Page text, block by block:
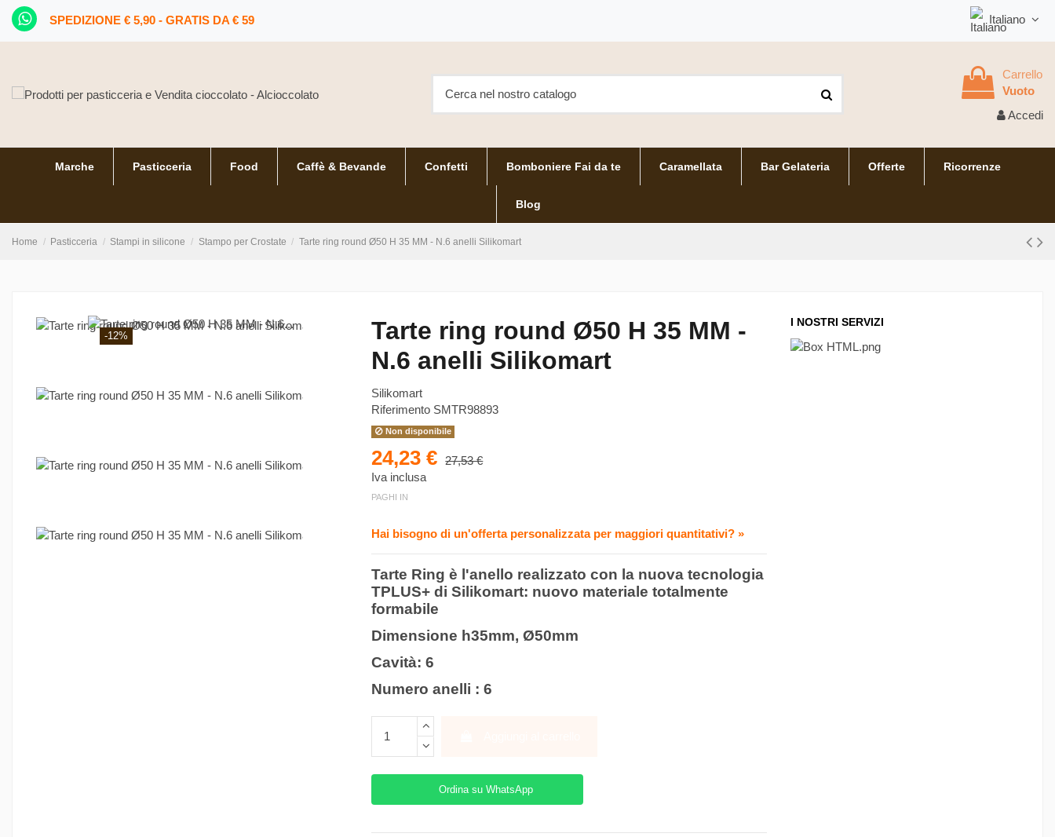
SPEDIZIONE € 5,90 - GRATIS DA € 59 Italiano
Carrello
Vuoto
Accedi
Marche Pasticceria Food Caffè & Bevande Confetti Bomboniere Fai da te Caramellata Bar Gelateria Offerte Ricorrenze
Blog
Home Pasticceria Stampi in silicone Stampo per Crostate Tarte ring round Ø50 H 35 MM - N.6 anelli Silikomart
-12%
Tarte ring round Ø50 H 35 MM -
N.6 anelli Silikomart
Silikomart
Riferimento SMTR98893
Non disponibile
24,23 €
27,53 €
Iva inclusa
PAGHI IN
Hai bisogno di un'offerta personalizzata per maggiori quantitativi? »
Tarte Ring è l'anello realizzato con la nuova tecnologia
TPLUS+ di Silikomart: nuovo materiale totalmente
formabile
Dimensione h35mm, Ø50mm
Cavità: 6
Numero anelli : 6
Ordina su WhatsApp
I NOSTRI SERVIZI